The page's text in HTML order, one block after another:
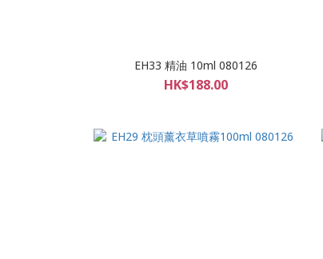
EH33 精油 10ml 080126
HK$188.00